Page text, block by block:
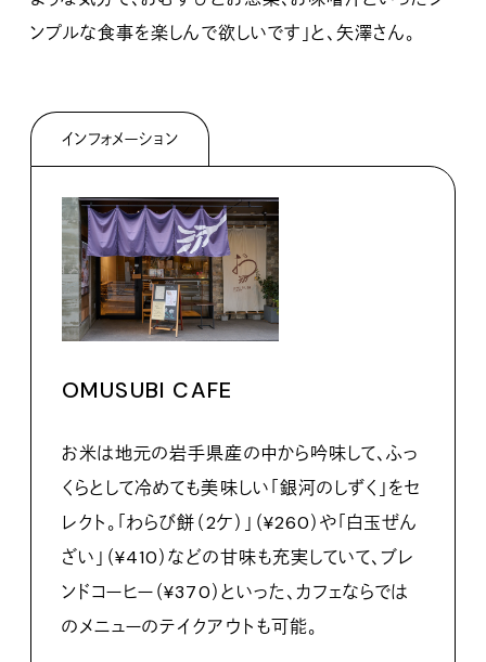
ンプルな食事を楽しんで欲しいです」と、矢澤さん。
インフォメーション
OMUSUBI CAFE
お米は地元の岩手県産の中から吟味して、ふっ
くらとして冷めても美味しい「銀河のしずく」をセ
レクト。「わらび餅（2ケ）」（¥260）や「白玉ぜん
ざい」（¥410）などの甘味も充実していて、ブレ
ンドコーヒー（¥370）といった、カフェならでは
のメニューのテイクアウトも可能。